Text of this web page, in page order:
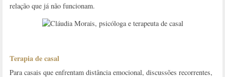
relação que já não funcionam.
Terapia de casal
Para casais que enfrentam distância emocional, discussões recorrentes,